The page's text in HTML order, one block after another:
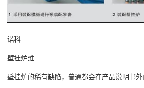
诺科
壁挂炉维
壁挂炉的稀有缺陷，普通都会在产品说明书